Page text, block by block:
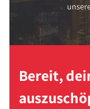
Bereit,